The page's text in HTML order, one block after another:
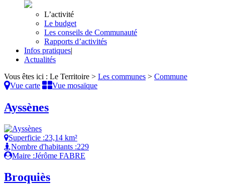
L’activité
Le budget
Les conseils de Communauté
Rapports d’activités
Infos pratiques|
Actualités
Vous êtes ici : Le Territoire > Les communes > Commune
Vue carte
Vue mosaïque
Ayssènes
Superficie :23,14 km²
Nombre d'habitants :229
Maire :Jérôme FABRE
Broquiès